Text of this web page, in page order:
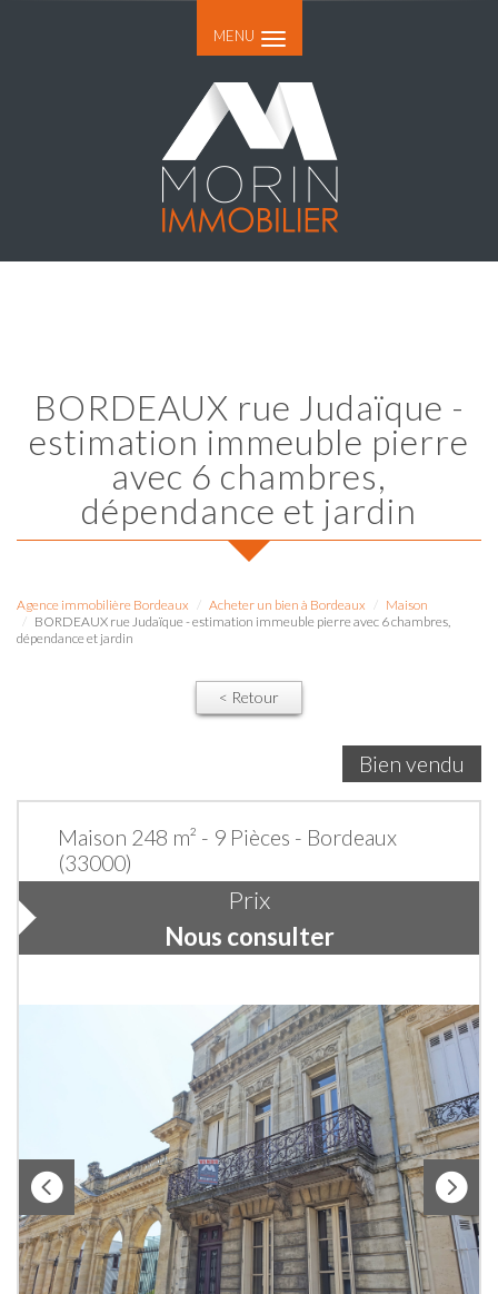
MENU
BORDEAUX rue Judaïque -
estimation immeuble pierre
avec 6 chambres,
dépendance et jardin
Agence immobilière Bordeaux Acheter un bien à Bordeaux
Maison
BORDEAUX rue Judaïque - estimation immeuble pierre avec 6 chambres,
dépendance et jardin
< Retour
Bien vendu
Maison 248 m² - 9 Pièces - Bordeaux
(33000)
Prix
Nous consulter